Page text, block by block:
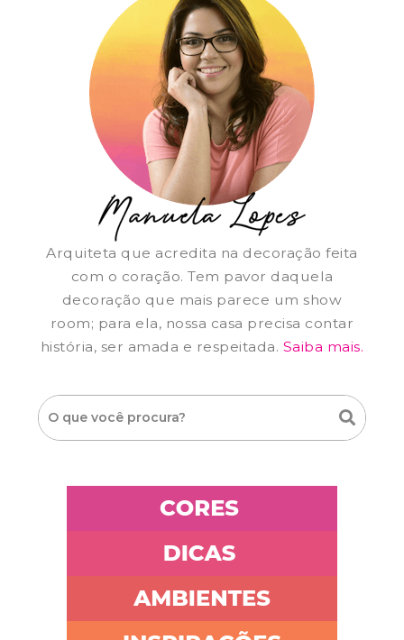
Arquiteta que acredita na decoração feita
com o coração. Tem pavor daquela
decoração que mais parece um show
room; para ela, nossa casa precisa contar
história, ser amada e respeitada. Saiba mais.